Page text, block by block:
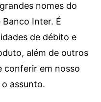
nomes do
Inter. É
de débito e
além de outros
conferir em nosso
assunto.